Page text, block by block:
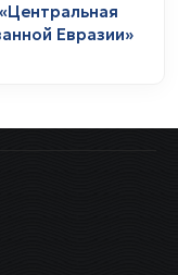
Евразии»